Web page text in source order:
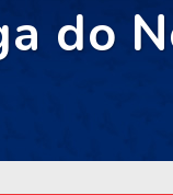
do